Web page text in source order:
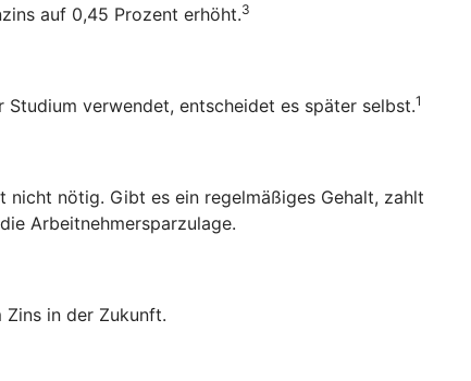
auf 0,45 Prozent erhöht.3
verwendet, entscheidet es später selbst.1
nicht nötig. Gibt es ein regelmäßiges Gehalt, zahlt
Arbeitnehmer­spar­zulage.
Zins in der Zukunft.